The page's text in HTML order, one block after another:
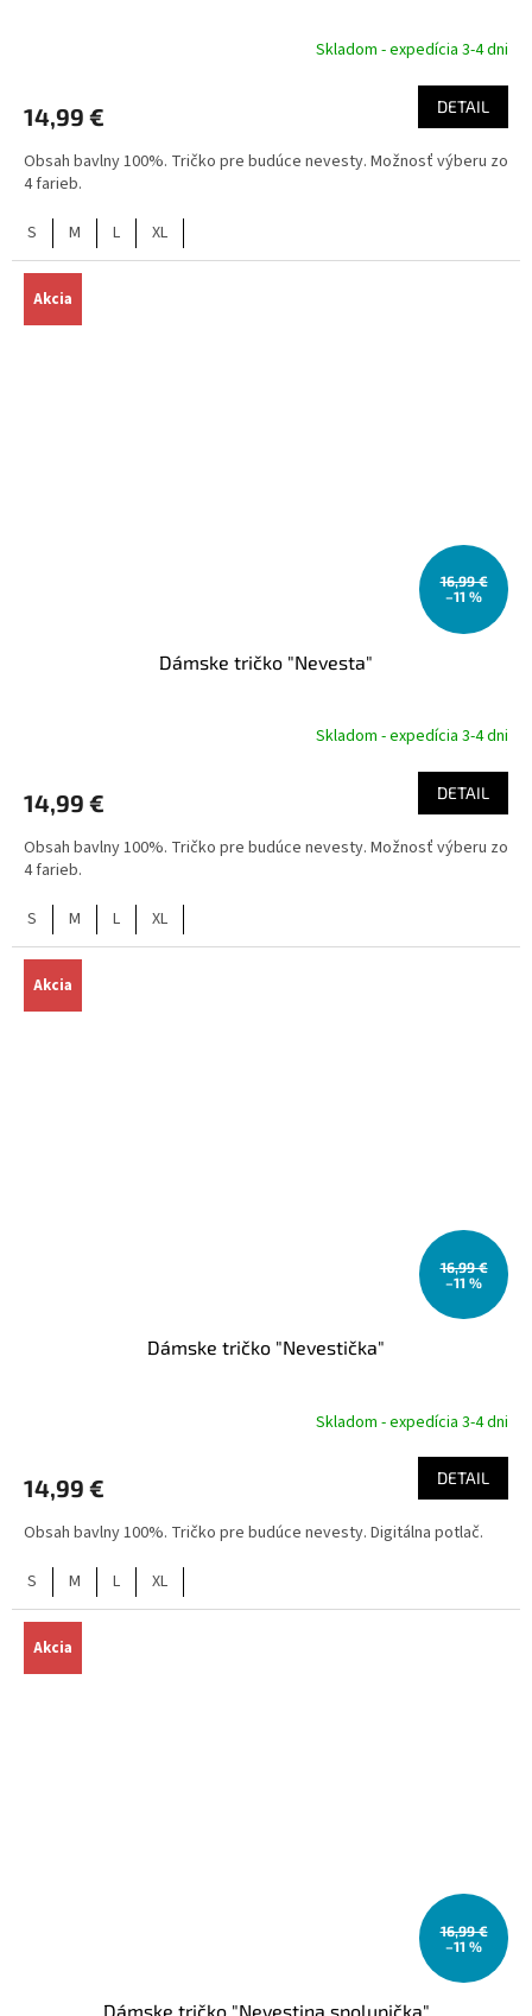
Skladom - expedícia 3-4 dni
14,99 € DETAIL
Obsah bavlny 100%. Tričko pre budúce nevesty. Možnosť výberu zo
4 farieb.
S M L XL
Akcia
16,99 €
–11 %
Dámske tričko "Nevesta"
Skladom - expedícia 3-4 dni
14,99 € DETAIL
Obsah bavlny 100%. Tričko pre budúce nevesty. Možnosť výberu zo
4 farieb.
S M L XL
Akcia
16,99 €
–11 %
Dámske tričko "Nevestička"
Skladom - expedícia 3-4 dni
14,99 € DETAIL
Obsah bavlny 100%. Tričko pre budúce nevesty. Digitálna potlač.
S M L XL
Akcia
16,99 €
–11 %
Dámske tričko "Nevestina spolupička"